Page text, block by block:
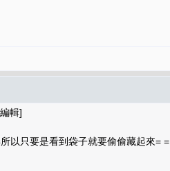
輯]
以只要是看到袋子就要偷偷藏起來= =